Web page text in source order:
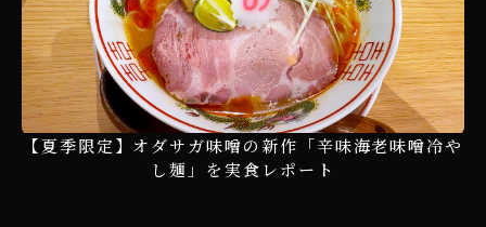
【夏季限定】オダサガ味噌の新作「辛味海老味噌冷や
し麺」を実食レポート